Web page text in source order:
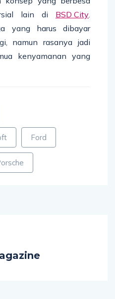
lain di BSD City.
yang harus dibayar
namun rasanya jadi
kenyamanan yang
Ford